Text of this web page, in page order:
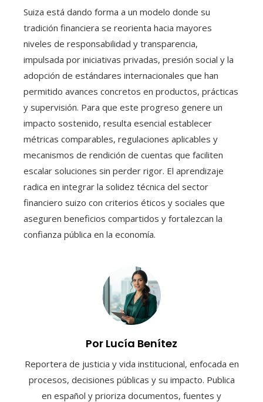
Suiza está dando forma a un modelo donde su
tradición financiera se reorienta hacia mayores
niveles de responsabilidad y transparencia,
impulsada por iniciativas privadas, presión social y la
adopción de estándares internacionales que han
permitido avances concretos en productos, prácticas
y supervisión. Para que este progreso genere un
impacto sostenido, resulta esencial establecer
métricas comparables, regulaciones aplicables y
mecanismos de rendición de cuentas que faciliten
escalar soluciones sin perder rigor. El aprendizaje
radica en integrar la solidez técnica del sector
financiero suizo con criterios éticos y sociales que
aseguren beneficios compartidos y fortalezcan la
confianza pública en la economía.
Por Lucía Benítez
Reportera de justicia y vida institucional, enfocada en
procesos, decisiones públicas y su impacto. Publica
en español y prioriza documentos, fuentes y